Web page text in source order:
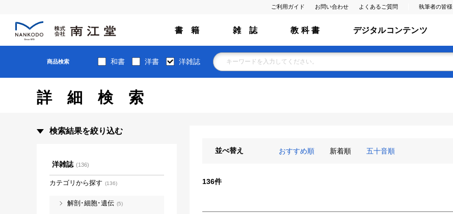
ご利用ガイド お問い合わせ よくあるご質問 執筆者の皆様
書 籍 雑 誌 教 科 書 デジタルコンテンツ
商品検索 和書 洋書 洋雑誌
詳細検索
並べ替え おすすめ順 新着順 五十音順
136件
検索結果を絞り込む
洋雑誌 (136)
カテゴリから探す (136)
解剖･細胞･遺伝 (5)